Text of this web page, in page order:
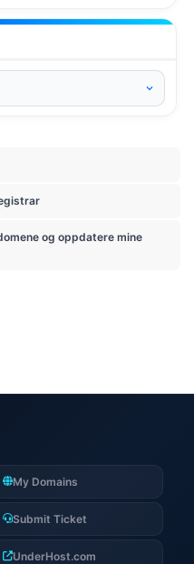
og oppdatere mine
My Domains
Submit Ticket
UnderHost.com